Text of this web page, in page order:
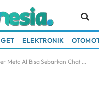
ELEKTRONIK
Bisa Sebarkan Chat Pribadi ke Publik Tanpa Disadari